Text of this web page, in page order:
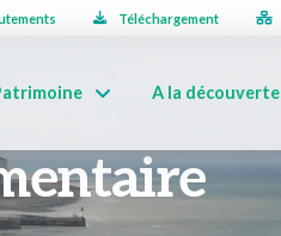
Téléchargement
A la découverte